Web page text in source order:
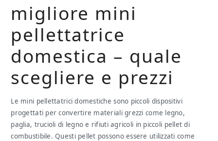
migliore mini
pellettatrice
domestica – quale
scegliere e prezzi
Le mini pellettatrici domestiche sono piccoli dispositivi
progettati per convertire materiali grezzi come legno,
paglia, trucioli di legno e rifiuti agricoli in piccoli pellet di
combustibile. Questi pellet possono essere utilizzati come